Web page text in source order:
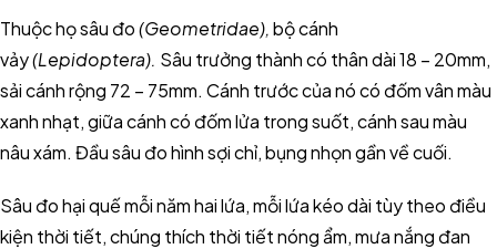
Thuộc họ sâu đo(Geometridae),bộ cánh
vảy(Lepidoptera). Sâu trưởng thành có thân dài 18 – 20mm,
sải cánh rộng 72 – 75mm. Cánh trước của nó có đốm vân màu
xanh nhạt, giữa cánh có đốm lửa trong suốt, cánh sau màu
nâu xám. Đầu sâu đo hình sợi chỉ, bụng nhọn gần về cuối.
Sâu đo hại quế mỗi năm hai lứa, mỗi lứa kéo dài tùy theo điều
kiện thời tiết, chúng thích thời tiết nóng ẩm, mưa nắng đan